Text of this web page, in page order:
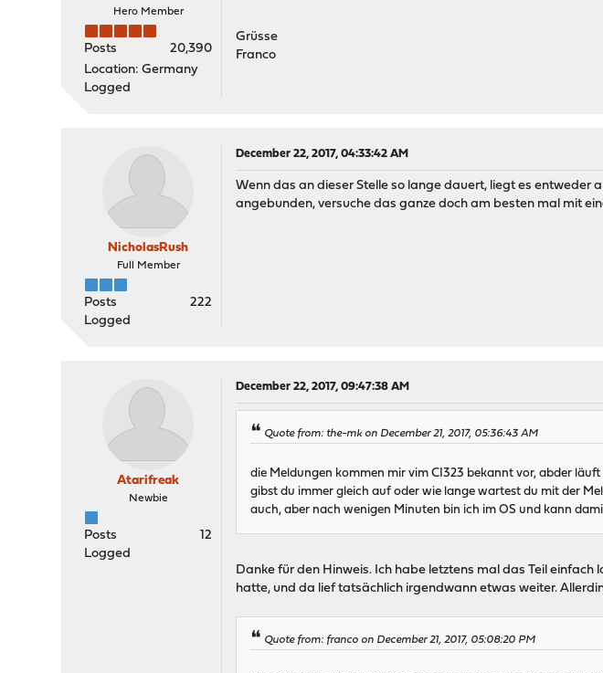
Hero Member
Posts
20,390
Location: Germany
Logged
Grüsse
Franco
NicholasRush
Full Member
Posts
222
Logged
December 22, 2017, 04:33:42 AM
Wenn das an dieser Stelle so lange dauert, liegt es entweder
angebunden, versuche das ganze doch am besten mal mit
Atarifreak
Newbie
Posts
12
Logged
December 22, 2017, 09:47:38 AM
Quote from: the-mk on December 21, 2017, 05:36:43 AM
die Meldungen kommen mir vim CI323 bekannt vor, abder
gibst du immer gleich auf oder wie lange wartest du mit der
auch, aber nach wenigen Minuten bin ich im OS und kann
Danke für den Hinweis. Ich habe letztens mal das Teil
hatte, und da lief tatsächlich irgendwann etwas weiter.
Quote from: franco on December 21, 2017, 05:08:20 PM